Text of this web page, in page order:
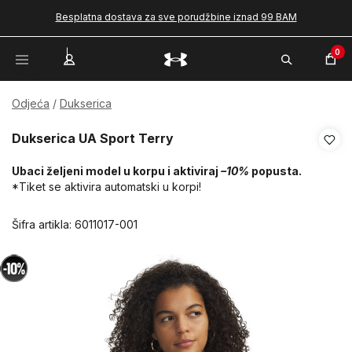
Besplatna dostava za sve porudžbine iznad 99 BAM
0
Odjeća Dukserica
Dukserica UA Sport Terry
Ubaci željeni model u korpu i aktiviraj –10% popusta.
*Tiket se aktivira automatski u korpi!
Šifra artikla: 6011017-001